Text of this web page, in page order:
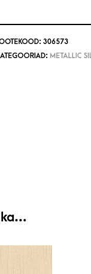
306573
METALLIC
ka…